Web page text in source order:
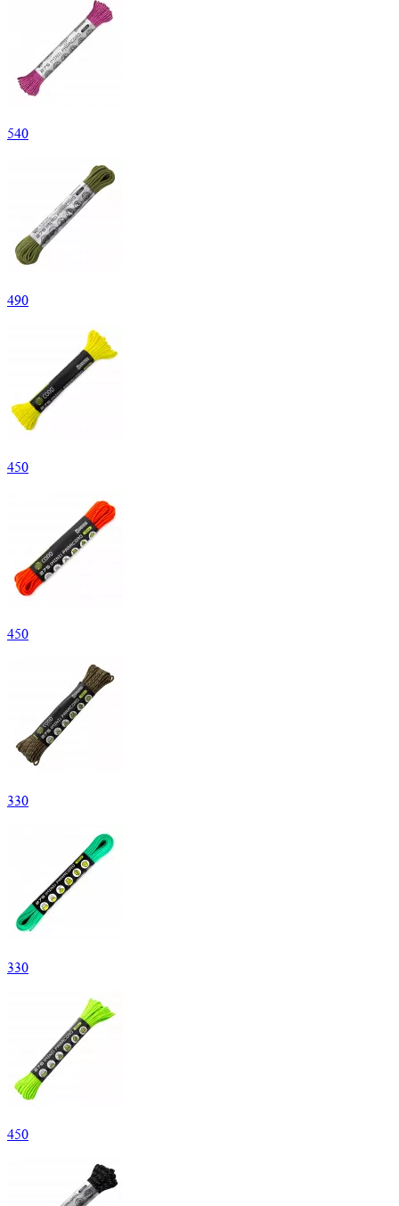
540
490
450
450
330
330
450